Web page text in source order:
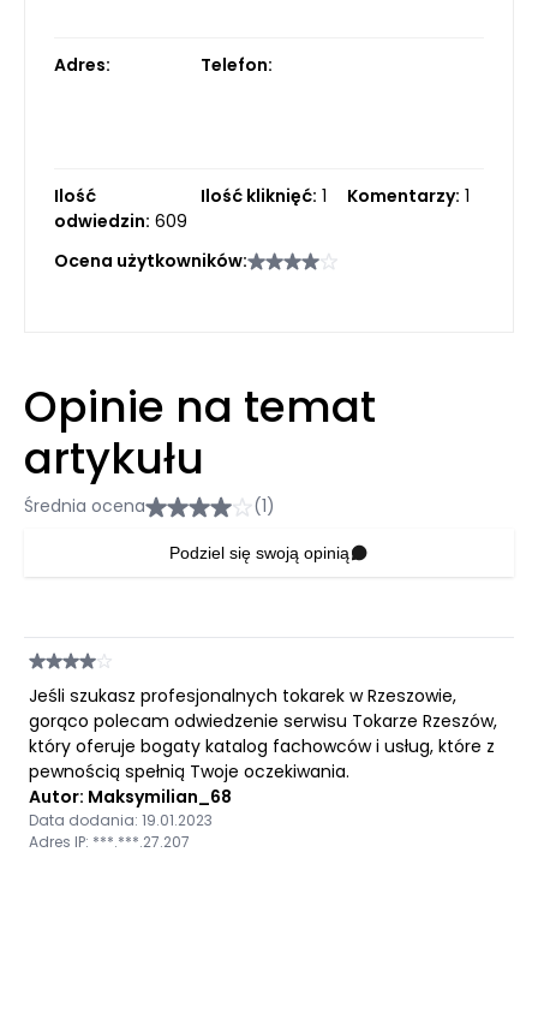
Adres: Telefon:
Ilość
odwiedzin: 609
Ilość kliknięć: 1 Komentarzy: 1
Ocena użytkowników:
Opinie na temat
artykułu
Średnia ocena (1)
Podziel się swoją opinią
Jeśli szukasz profesjonalnych tokarek w Rzeszowie,
gorąco polecam odwiedzenie serwisu Tokarze Rzeszów,
który oferuje bogaty katalog fachowców i usług, które z
pewnością spełnią Twoje oczekiwania.
Autor: Maksymilian_68
Data dodania: 19.01.2023
Adres IP: ***.***.27.207